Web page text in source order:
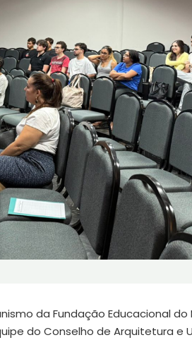
da Fundação Educacional do
do Conselho de Arquitetura e